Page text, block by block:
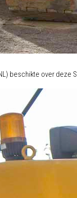
beschikte over deze